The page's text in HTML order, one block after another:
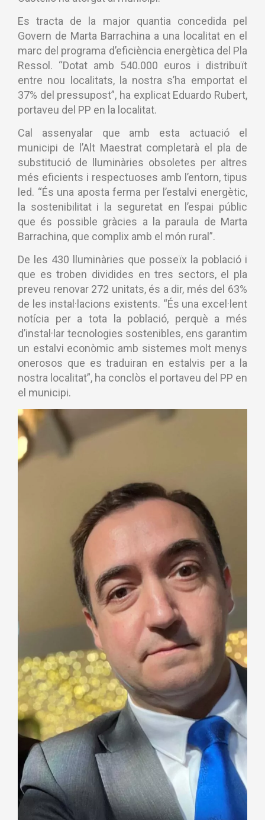
Es tracta de la major quantia concedida pel
Govern de Marta Barrachina a una localitat en el
marc del programa d’eficiència energètica del Pla
Ressol. “Dotat amb 540.000 euros i distribuït
entre nou localitats, la nostra s’ha emportat el
37% del pressupost”, ha explicat Eduardo Rubert,
portaveu del PP en la localitat.
Cal assenyalar que amb esta actuació el
municipi de l’Alt Maestrat completarà el pla de
substitució de lluminàries obsoletes per altres
més eficients i respectuoses amb l’entorn, tipus
led. “És una aposta ferma per l’estalvi energètic,
la sostenibilitat i la seguretat en l’espai públic
que és possible gràcies a la paraula de Marta
Barrachina, que complix amb el món rural”.
De les 430 lluminàries que posseïx la població i
que es troben dividides en tres sectors, el pla
preveu renovar 272 unitats, és a dir, més del 63%
de les instal·lacions existents. “És una excel·lent
notícia per a tota la població, perquè a més
d’instal·lar tecnologies sostenibles, ens garantim
un estalvi econòmic amb sistemes molt menys
onerosos que es traduiran en estalvis per a la
nostra localitat”, ha conclòs el portaveu del PP en
el municipi.